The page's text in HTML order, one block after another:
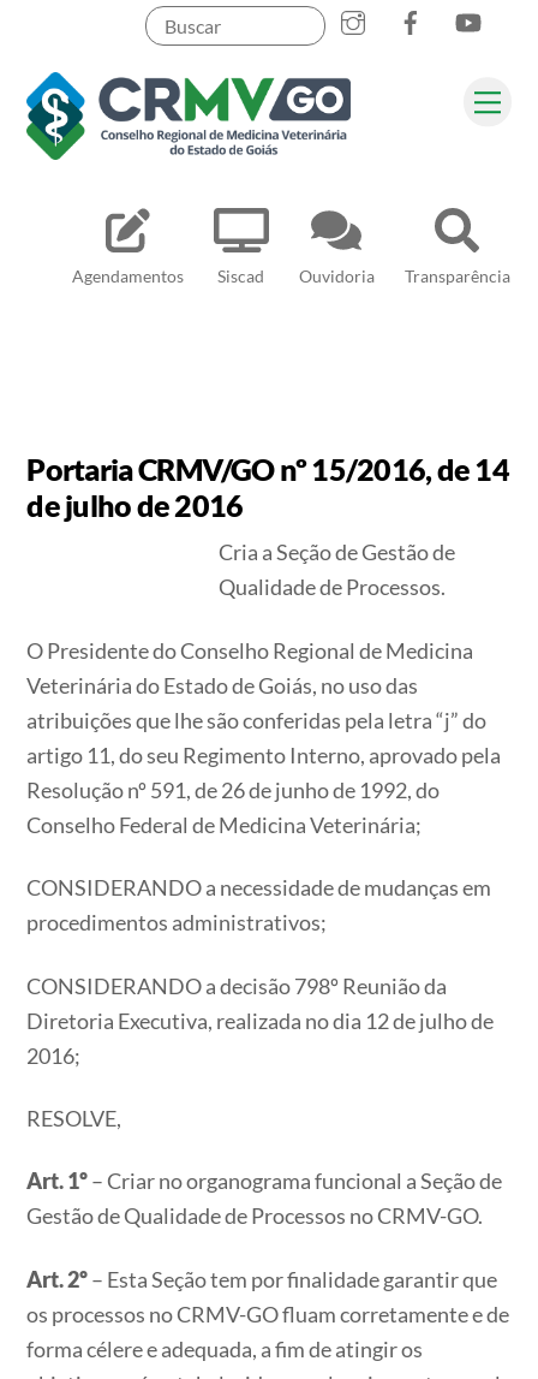
content
Agendamentos Siscad Ouvidoria Transparência
Pesquisar
Portaria CRMV/GO nº 15/2016, de 14
de julho de 2016
Cria a Seção de Gestão de
Qualidade de Processos.
O Presidente do Conselho Regional de Medicina
Veterinária do Estado de Goiás, no uso das
atribuições que lhe são conferidas pela letra “j” do
artigo 11, do seu Regimento Interno, aprovado pela
Resolução nº 591, de 26 de junho de 1992, do
Conselho Federal de Medicina Veterinária;
CONSIDERANDO a necessidade de mudanças em
procedimentos administrativos;
CONSIDERANDO a decisão 798º Reunião da
Diretoria Executiva, realizada no dia 12 de julho de
2016;
RESOLVE,
Art. 1º– Criar no organograma funcional a Seção de
Gestão de Qualidade de Processos no CRMV-GO.
Art. 2º– Esta Seção tem por finalidade garantir que
os processos no CRMV-GO fluam corretamente e de
forma célere e adequada, a fim de atingir os